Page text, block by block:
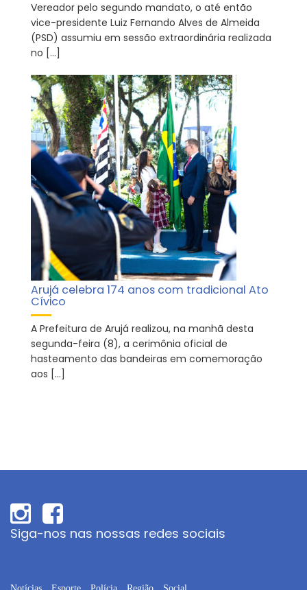
Vereador pelo segundo mandato, o até então
vice-presidente Luiz Fernando Alves de Almeida
(PSD) assumiu em sessão extraordinária realizada
no […]
Arujá celebra 174 anos com tradicional Ato
Cívico
A Prefeitura de Arujá realizou, na manhã desta
segunda-feira (8), a cerimônia oficial de
hasteamento das bandeiras em comemoração
aos […]
Siga-nos nas nossas redes sociais